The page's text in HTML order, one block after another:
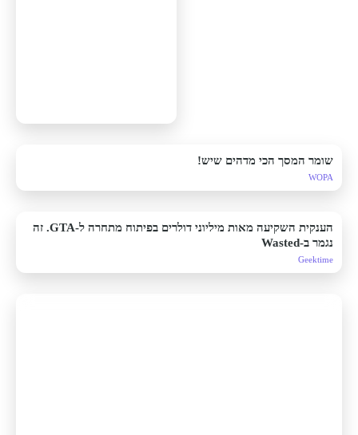
שומר המסך הכי מדהים שיש!
WOPA
הענקית השקיעה מאות מיליוני דולרים בפיתוח מתחרה ל-GTA. זה
נגמר ב-Wasted
Geektime